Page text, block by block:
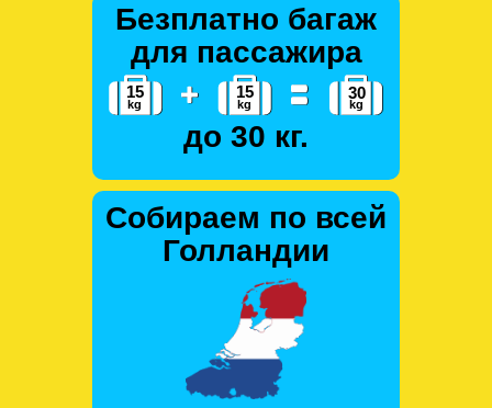
Безплатно багаж
для пассажира
до 30 кг.
Собираем по всей
Голландии